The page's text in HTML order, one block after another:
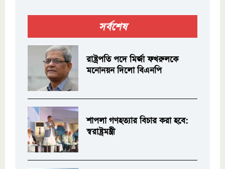
সর্বশেষ
রাষ্ট্রপতি পদে মির্জা ফখরুলকে
মনোনয়ন দিলো বিএনপি
শাপলা গণহত্যার বিচার করা হবে:
স্বরাষ্ট্রমন্ত্রী